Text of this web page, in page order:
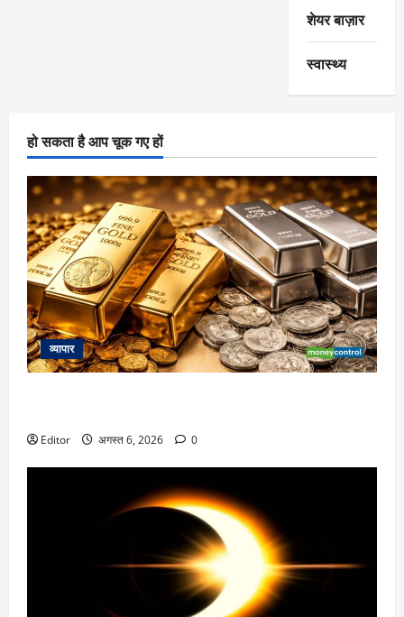
शेयर बाज़ार
स्वास्थ्य
हो सकता है आप चूक गए हों
व्यापार
Editor अगस्त 6, 2026 0